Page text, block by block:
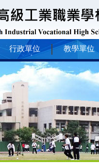
行政單位 教學單位